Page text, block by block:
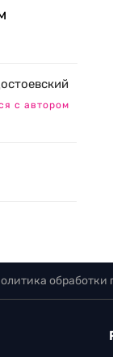
с автором